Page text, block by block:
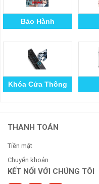
Bảo Hành
Khóa Cửa Thông
THANH TOÁN
Tiền mặt
Chuyển khoản
KẾT NỐI VỚI CHÚNG TÔI